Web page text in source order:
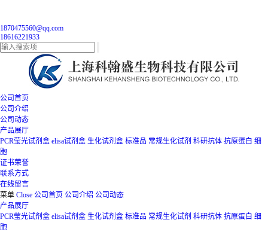
1870475560@qq.com
18616221933
公司首页
公司介绍
公司动态
产品展厅
PCR莹光试剂盒 elisa试剂盒 生化试剂盒 标准品 常规生化试剂 科研抗体 抗原蛋白 细
胞
证书荣誉
联系方式
在线留言
菜单 Close 公司首页 公司介绍 公司动态
产品展厅
PCR莹光试剂盒 elisa试剂盒 生化试剂盒 标准品 常规生化试剂 科研抗体 抗原蛋白 细
胞